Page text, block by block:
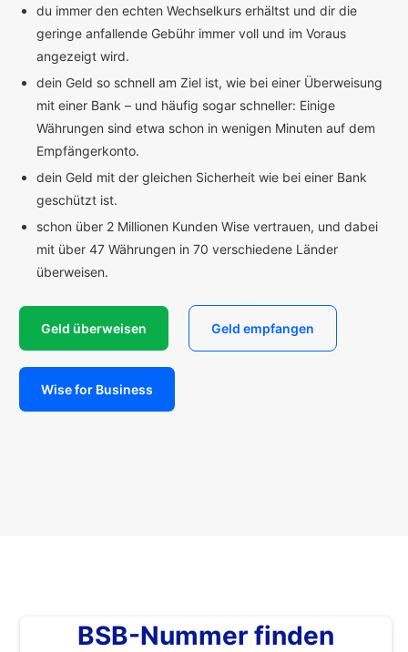
du immer den echten Wechselkurs erhältst und dir die
geringe anfallende Gebühr immer voll und im Voraus
angezeigt wird.
dein Geld so schnell am Ziel ist, wie bei einer Überweisung
mit einer Bank – und häufig sogar schneller: Einige
Währungen sind etwa schon in wenigen Minuten auf dem
Empfängerkonto.
dein Geld mit der gleichen Sicherheit wie bei einer Bank
geschützt ist.
schon über 2 Millionen Kunden Wise vertrauen, und dabei
mit über 47 Währungen in 70 verschiedene Länder
überweisen.
Geld überweisen Geld empfangen
Wise for Business
BSB-Nummer finden